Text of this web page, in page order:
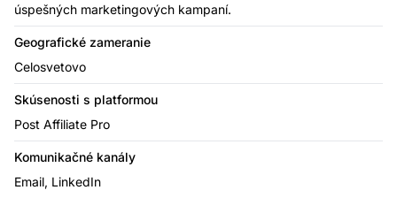
úspešných marketingových kampaní.
Geografické zameranie
Celosvetovo
Skúsenosti s platformou
Post Affiliate Pro
Komunikačné kanály
Email, LinkedIn